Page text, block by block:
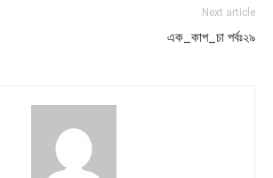
Next article
এক_কাপ_চা পর্বঃ২৯